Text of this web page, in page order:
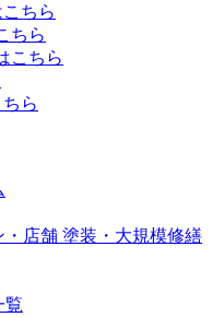
店舗 塗装・大規模修繕
覧